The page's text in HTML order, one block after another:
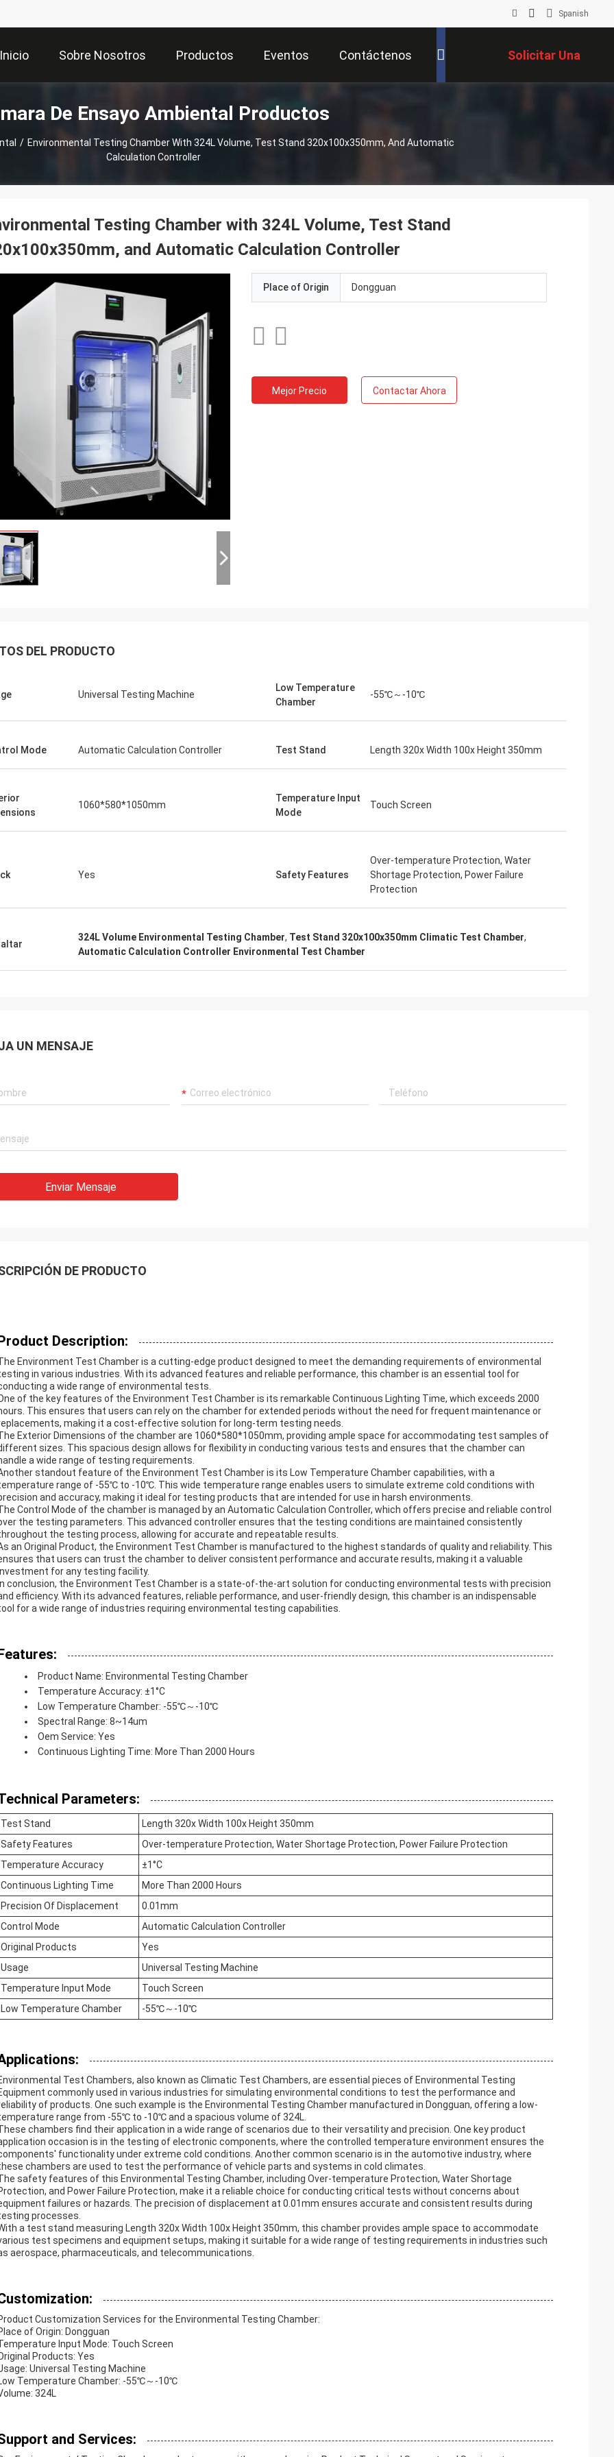
Spanish
Inicio Sobre Nosotros Productos Eventos Contáctenos Solicitar Una
Cotización
De Ensayo Ambiental Productos
/ Environmental Testing Chamber With 324L Volume, Test Stand 320x100x350mm, And Automatic
Calculation Controller
y estoy muy satisfecho
información detallada sobre
de las mercancías es muy
cada producto
baterías, ha estado funcionando muy
equipo técnico personalmente fue a
la instalación y la formación de operación.
realmente se preocupan por nuestra
experiencia con el equipo y están
¡La calidad del producto es muy fiable, la
Testing Chamber with 324L Volume, Test Stand
and Automatic Calculation Controller
Place of Origin Dongguan
Mejor Precio Contactar Ahora
DEL PRODUCTO
Universal Testing Machine
Low Temperature
Chamber
-55℃～-10℃
Mode Automatic Calculation Controller Test Stand Length 320x Width 100x Height 350mm
1060*580*1050mm
Temperature Input
Mode
Touch Screen
Yes Safety Features
Over-temperature Protection, Water
Shortage Protection, Power Failure
Protection
324L Volume Environmental Testing Chamber, Test Stand 320x100x350mm Climatic Test Chamber,
Automatic Calculation Controller Environmental Test Chamber
UN MENSAJE
Enviar Mensaje
DE PRODUCTO
Description:
Environment Test Chamber is a cutting-edge product designed to meet the demanding requirements of environmental
in various industries. With its advanced features and reliable performance, this chamber is an essential tool for
a wide range of environmental tests.
of the key features of the Environment Test Chamber is its remarkable Continuous Lighting Time, which exceeds 2000
This ensures that users can rely on the chamber for extended periods without the need for frequent maintenance or
making it a cost-effective solution for long-term testing needs.
Exterior Dimensions of the chamber are 1060*580*1050mm, providing ample space for accommodating test samples of
sizes. This spacious design allows for flexibility in conducting various tests and ensures that the chamber can
a wide range of testing requirements.
standout feature of the Environment Test Chamber is its Low Temperature Chamber capabilities, with a
range of -55℃ to -10℃. This wide temperature range enables users to simulate extreme cold conditions with
and accuracy, making it ideal for testing products that are intended for use in harsh environments.
Control Mode of the chamber is managed by an Automatic Calculation Controller, which offers precise and reliable control
the testing parameters. This advanced controller ensures that the testing conditions are maintained consistently
the testing process, allowing for accurate and repeatable results.
an Original Product, the Environment Test Chamber is manufactured to the highest standards of quality and reliability. This
that users can trust the chamber to deliver consistent performance and accurate results, making it a valuable
for any testing facility.
conclusion, the Environment Test Chamber is a state-of-the-art solution for conducting environmental tests with precision
efficiency. With its advanced features, reliable performance, and user-friendly design, this chamber is an indispensable
for a wide range of industries requiring environmental testing capabilities.
Product Name: Environmental Testing Chamber
Temperature Accuracy: ±1°C
Low Temperature Chamber: -55℃～-10℃
Spectral Range: 8~14um
Oem Service: Yes
Continuous Lighting Time: More Than 2000 Hours
Parameters:
Test Stand
Length 320x Width 100x Height 350mm
Safety Features
Over-temperature Protection, Water Shortage Protection, Power Failure Protection
Temperature Accuracy
±1°C
Continuous Lighting Time
More Than 2000 Hours
Precision Of Displacement
0.01mm
Control Mode
Automatic Calculation Controller
Original Products
Yes
Usage
Universal Testing Machine
Temperature Input Mode
Touch Screen
Low Temperature Chamber
-55℃～-10℃
Test Chambers, also known as Climatic Test Chambers, are essential pieces of Environmental Testing
commonly used in various industries for simulating environmental conditions to test the performance and
of products. One such example is the Environmental Testing Chamber manufactured in Dongguan, offering a low-
range from -55℃ to -10℃ and a spacious volume of 324L.
chambers find their application in a wide range of scenarios due to their versatility and precision. One key product
occasion is in the testing of electronic components, where the controlled temperature environment ensures the
functionality under extreme cold conditions. Another common scenario is in the automotive industry, where
chambers are used to test the performance of vehicle parts and systems in cold climates.
safety features of this Environmental Testing Chamber, including Over-temperature Protection, Water Shortage
and Power Failure Protection, make it a reliable choice for conducting critical tests without concerns about
failures or hazards. The precision of displacement at 0.01mm ensures accurate and consistent results during
processes.
a test stand measuring Length 320x Width 100x Height 350mm, this chamber provides ample space to accommodate
test specimens and equipment setups, making it suitable for a wide range of testing requirements in industries such
aerospace, pharmaceuticals, and telecommunications.
Customization Services for the Environmental Testing Chamber:
of Origin: Dongguan
Input Mode: Touch Screen
Products: Yes
Universal Testing Machine
Temperature Chamber: -55℃～-10℃
324L
and Services: